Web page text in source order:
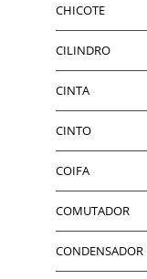
CHICOTE
CILINDRO
CINTA
CINTO
COIFA
COMUTADOR
CONDENSADOR